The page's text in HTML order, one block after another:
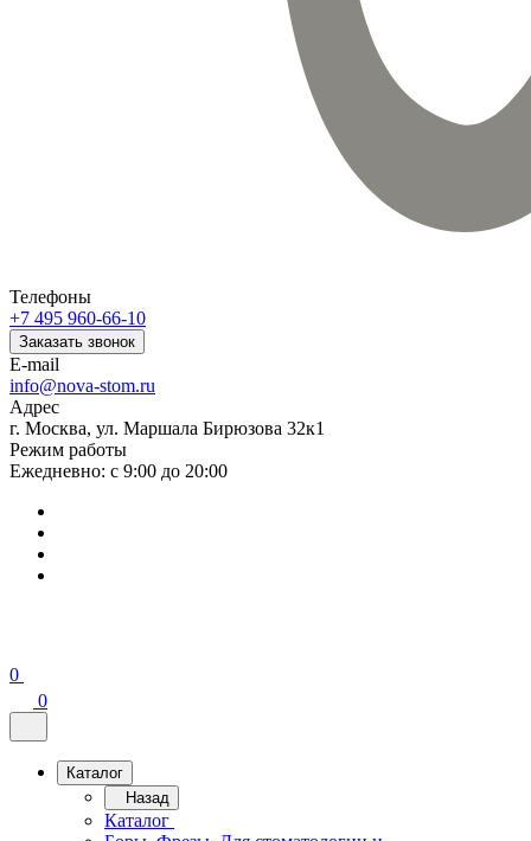
Телефоны
+7 495 960-66-10
Заказать звонок
E-mail
info@nova-stom.ru
Адрес
г. Москва, ул. Маршала Бирюзова 32к1
Режим работы
Ежедневно: с 9:00 до 20:00
0
0
Каталог
Назад
Каталог